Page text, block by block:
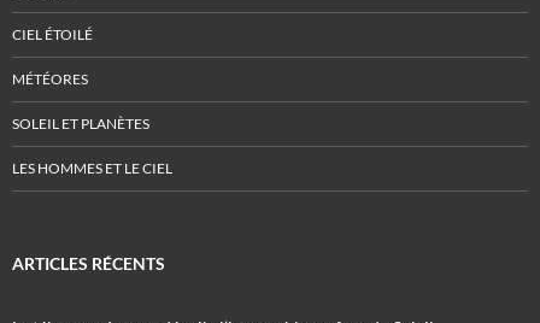
CIEL ÉTOILÉ
MÉTÉORES
SOLEIL ET PLANÈTES
LES HOMMES ET LE CIEL
ARTICLES RÉCENTS